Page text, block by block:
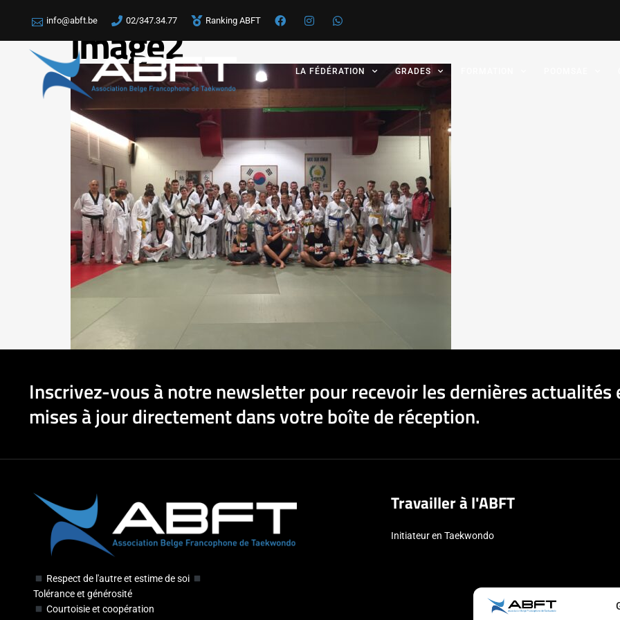
info@abft.be 02/347.34.77 Ranking ABFT
LA FÉDÉRATION GRADES
image2
Inscrivez-vous à notre newsletter pour recevoir les dernières actualités
mises à jour directement dans votre boîte de réception.
Respect de l'autre et estime de soi
Tolérance et générosité
Courtoisie et coopération
Travailler à l'ABFT
Initiateur en Taekwondo